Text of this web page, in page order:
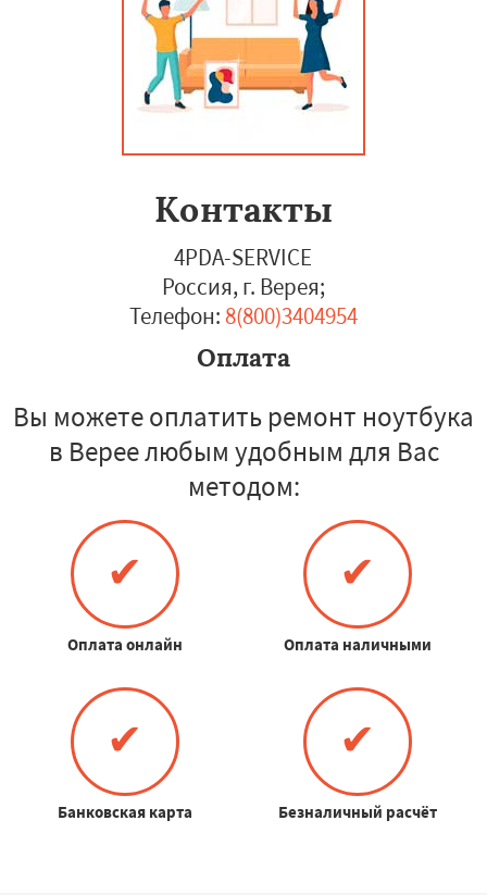
Контакты
4PDA-SERVICE
Россия, г. Верея;
Телефон: 8(800)3404954
Оплата
Вы можете оплатить ремонт ноутбука
в Верее любым удобным для Вас
методом:
✔
Оплата онлайн
✔
Оплата наличными
✔
Банковская карта
✔
Безналичный расчёт